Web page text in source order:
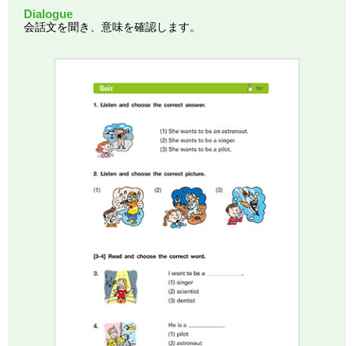
Dialogue
会話文を聞き、意味を確認します。